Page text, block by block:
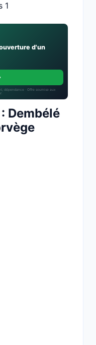
1
d'un
dépendance · Offre soumise aux
Dembélé